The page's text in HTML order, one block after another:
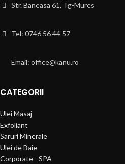
Str. Baneasa 61, Tg-Mures
Tel: 0746 56 44 57
Email: office@kanu.ro
CATEGORII
Ulei Masaj
Exfoliant
Saruri Minerale
Ulei de Baie
Corporate - SPA